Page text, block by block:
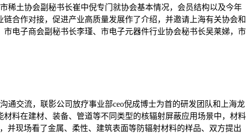
稀土协会副秘书长崔中倪专门就协会基本情况，会员结构以及今年
合作对接，促进产业高质量发展作了介绍，并邀请上海有关协会和
电子商会副秘书长李瑾、市电子元器件行业协会秘书长吴莱娣，市
通交流，联影公司放疗事业部ceo倪成博士为首的研发团队和上海龙
料在建材、装备、管道等不同类型的核辐射屏蔽应用场景中，材料
并现场看了金属、柔性、建筑表面等防辐射材料的样品、双方提出